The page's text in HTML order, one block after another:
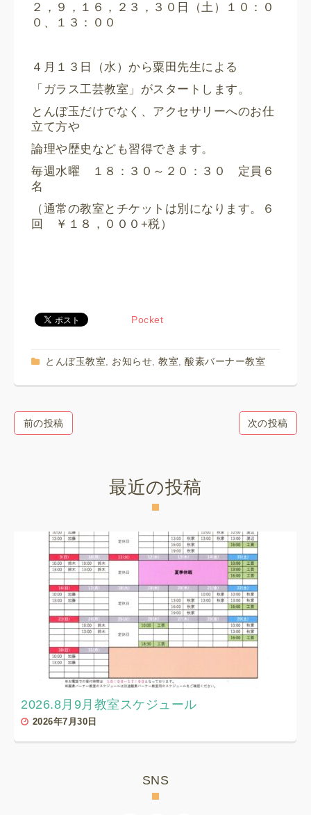
２，９，１６，２３，３０日（土）１０：０
０、１３：００
４月１３日（水）から粟田先生による
「ガラス工芸教室」がスタートします。
とんぼ玉だけでなく、アクセサリーへのお仕
立て方や
論理や歴史なども習得できます。
毎週水曜 １８：３０～２０：３０ 定員６
名
（通常の教室とチケットは別になります。６
回 ￥１８，０００+税）
Pocket
とんぼ玉教室, お知らせ, 教室, 酸素バーナー教室
前の投稿 次の投稿
最近の投稿
2026.8月9月教室スケジュール
2026年7月30日
SNS